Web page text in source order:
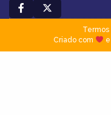
Termos|
Criado com
e